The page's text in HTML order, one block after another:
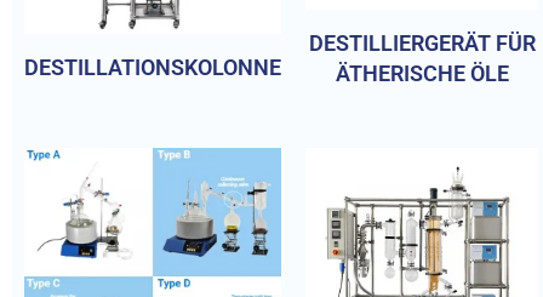
DESTILLATIONSKOLONNE
DESTILLIERGERÄT FÜR
ÄTHERISCHE ÖLE